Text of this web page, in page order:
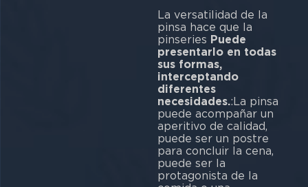
La versatilidad de la
pinsa hace que la
pinseries Puede
presentarlo en todas
sus formas,
interceptando
diferentes
necesidades.:La pinsa
puede acompañar un
aperitivo de calidad,
puede ser un postre
para concluir la cena,
puede ser la
protagonista de la